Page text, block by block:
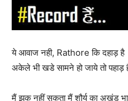
ये आवाज नही, Rathore कि दहाड़ है
अकेले भी खडे सामने हो जाये तो पहाड़
मैं झुक नहीं सकता मैं शौर्य का अखंड